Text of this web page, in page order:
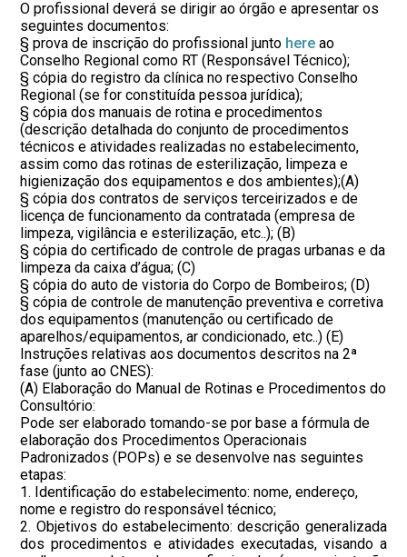
O profissional deverá se dirigir ao órgão e apresentar os
seguintes documentos:
§ prova de inscrição do profissional junto here ao
Conselho Regional como RT (Responsável Técnico);
§ cópia do registro da clínica no respectivo Conselho
Regional (se for constituída pessoa jurídica);
§ cópia dos manuais de rotina e procedimentos
(descrição detalhada do conjunto de procedimentos
técnicos e atividades realizadas no estabelecimento,
assim como das rotinas de esterilização, limpeza e
higienização dos equipamentos e dos ambientes);(A)
§ cópia dos contratos de serviços terceirizados e de
licença de funcionamento da contratada (empresa de
limpeza, vigilância e esterilização, etc..); (B)
§ cópia do certificado de controle de pragas urbanas e da
limpeza da caixa d’água; (C)
§ cópia do auto de vistoria do Corpo de Bombeiros; (D)
§ cópia de controle de manutenção preventiva e corretiva
dos equipamentos (manutenção ou certificado de
aparelhos/equipamentos, ar condicionado, etc..) (E)
Instruções relativas aos documentos descritos na 2ª
fase (junto ao CNES):
(A) Elaboração do Manual de Rotinas e Procedimentos do
Consultório:
Pode ser elaborado tomando-se por base a fórmula de
elaboração dos Procedimentos Operacionais
Padronizados (POPs) e se desenvolve nas seguintes
etapas:
1. Identificação do estabelecimento: nome, endereço,
nome e registro do responsável técnico;
2. Objetivos do estabelecimento: descrição generalizada
dos procedimentos e atividades executadas, visando a